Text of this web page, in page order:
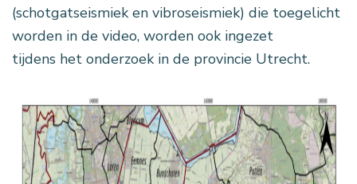
(schotgatseismiek en vibroseismiek) die toegelicht
worden in de video, worden ook ingezet
tijdens het onderzoek in de provincie Utrecht.